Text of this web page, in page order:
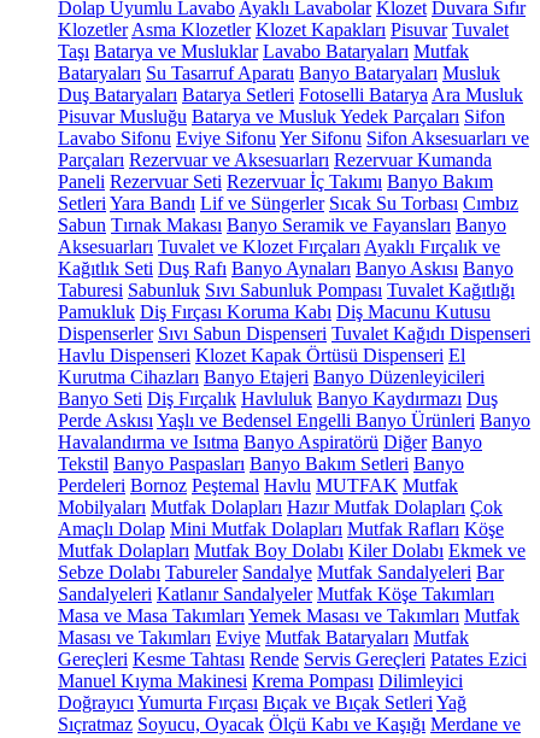
Dolap Uyumlu Lavabo Ayaklı Lavabolar Klozet Duvara Sıfır
Klozetler Asma Klozetler Klozet Kapakları Pisuvar Tuvalet
Taşı Batarya ve Musluklar Lavabo Bataryaları Mutfak
Bataryaları Su Tasarruf Aparatı Banyo Bataryaları Musluk
Duş Bataryaları Batarya Setleri Fotoselli Batarya Ara Musluk
Pisuvar Musluğu Batarya ve Musluk Yedek Parçaları Sifon
Lavabo Sifonu Eviye Sifonu Yer Sifonu Sifon Aksesuarları ve
Parçaları Rezervuar ve Aksesuarları Rezervuar Kumanda
Paneli Rezervuar Seti Rezervuar İç Takımı Banyo Bakım
Setleri Yara Bandı Lif ve Süngerler Sıcak Su Torbası Cımbız
Sabun Tırnak Makası Banyo Seramik ve Fayansları Banyo
Aksesuarları Tuvalet ve Klozet Fırçaları Ayaklı Fırçalık ve
Kağıtlık Seti Duş Rafı Banyo Aynaları Banyo Askısı Banyo
Taburesi Sabunluk Sıvı Sabunluk Pompası Tuvalet Kağıtlığı
Pamukluk Diş Fırçası Koruma Kabı Diş Macunu Kutusu
Dispenserler Sıvı Sabun Dispenseri Tuvalet Kağıdı Dispenseri
Havlu Dispenseri Klozet Kapak Örtüsü Dispenseri El
Kurutma Cihazları Banyo Etajeri Banyo Düzenleyicileri
Banyo Seti Diş Fırçalık Havluluk Banyo Kaydırmazı Duş
Perde Askısı Yaşlı ve Bedensel Engelli Banyo Ürünleri Banyo
Havalandırma ve Isıtma Banyo Aspiratörü Diğer Banyo
Tekstil Banyo Paspasları Banyo Bakım Setleri Banyo
Perdeleri Bornoz Peştemal Havlu MUTFAK Mutfak
Mobilyaları Mutfak Dolapları Hazır Mutfak Dolapları Çok
Amaçlı Dolap Mini Mutfak Dolapları Mutfak Rafları Köşe
Mutfak Dolapları Mutfak Boy Dolabı Kiler Dolabı Ekmek ve
Sebze Dolabı Tabureler Sandalye Mutfak Sandalyeleri Bar
Sandalyeleri Katlanır Sandalyeler Mutfak Köşe Takımları
Masa ve Masa Takımları Yemek Masası ve Takımları Mutfak
Masası ve Takımları Eviye Mutfak Bataryaları Mutfak
Gereçleri Kesme Tahtası Rende Servis Gereçleri Patates Ezici
Manuel Kıyma Makinesi Krema Pompası Dilimleyici
Doğrayıcı Yumurta Fırçası Bıçak ve Bıçak Setleri Yağ
Sıçratmaz Soyucu, Oyacak Ölçü Kabı ve Kaşığı Merdane ve